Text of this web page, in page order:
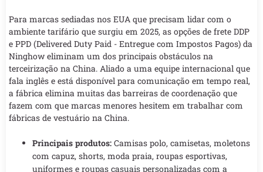
Para marcas sediadas nos EUA que precisam lidar com o
ambiente tarifário que surgiu em 2025, as opções de frete DDP
e PPD (Delivered Duty Paid - Entregue com Impostos Pagos) da
Ninghow eliminam um dos principais obstáculos na
terceirização na China. Aliado a uma equipe internacional que
fala inglês e está disponível para comunicação em tempo real,
a fábrica elimina muitas das barreiras de coordenação que
fazem com que marcas menores hesitem em trabalhar com
fábricas de vestuário na China.
Principais produtos: Camisas polo, camisetas, moletons
com capuz, shorts, moda praia, roupas esportivas,
uniformes e roupas casuais personalizadas com a